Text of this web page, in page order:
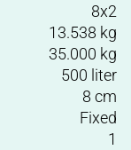
8x2
13.538 kg
35.000 kg
500 liter
8 cm
Fixed
1